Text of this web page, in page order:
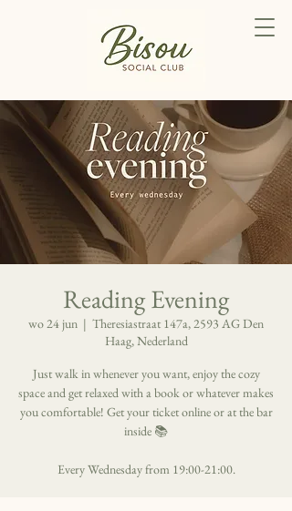
Reading Evening
wo 24 jun
  |
Theresiastraat 147a, 2593 AG Den
Haag, Nederland
Just walk in whenever you want, enjoy the cozy
space and get relaxed with a book or whatever makes
you comfortable! Get your ticket online or at the bar
inside 📚
Every Wednesday from 19:00-21:00.